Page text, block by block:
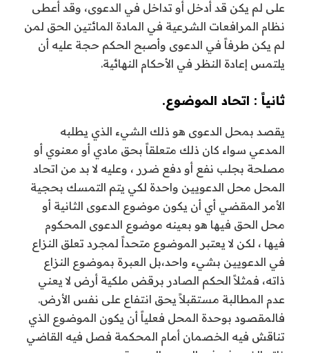
على لم يكن قد أدخل أو تداخل في الدعوى، وقد أعطى
نظام المرافعات الشرعية في المادة المائتين الحق لمن
لم يكن طرفاً في الدعوى وأصبح الحكم حجة عليه أن
يلتمس إعادة النظر في الأحكام النهائية.
ثانياً : اتحاد الموضوع.
يقصد بمحل الدعوى هو ذلك الشيء الذي يطلبه
المدعي سواء كان ذلك متعلقاً بحق مادي أو معنوي أو
مصلحة بجلب نفع أو دفع ضرر ، وعليه لا بد من اتحاد
المحل محل الدعويين واحدة لكي يتم التمسك بحجية
الأمر المقضي أي أن يكون موضوع الدعوى الثانية أو
محل الحق فيها هو بعينه موضوع الدعوى المحكوم
فيها ، لكن لا يعتبر الموضوع متحداً لمجرد تعلق النزاع
في الدعويين بشيء واحد،بل العبرة بموضوع النزاع
ذاته، فمثلاً الحكم الصادر برقض ملكية أرض لا يعني
عدم المطالبة مستقبلاً يحق انتفاع على نفس الأرض.
فالمقصود بوحدة المحل فعلياً أن يكون الموضوع الذي
تناقش فيه الخصمان أمام المحكمة فصل فيه القاضي